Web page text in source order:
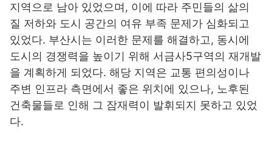
지역으로 남아 있었으며, 이에 따라 주민들의 삶의
질 저하와 도시 공간의 여유 부족 문제가 심화되고
있었다. 부산시는 이러한 문제를 해결하고, 동시에
도시의 경쟁력을 높이기 위해 서금사5구역의 재개발
을 계획하게 되었다. 해당 지역은 교통 편의성이나
주변 인프라 측면에서 좋은 위치에 있으나, 노후된
건축물들로 인해 그 잠재력이 발휘되지 못하고 있었
다.